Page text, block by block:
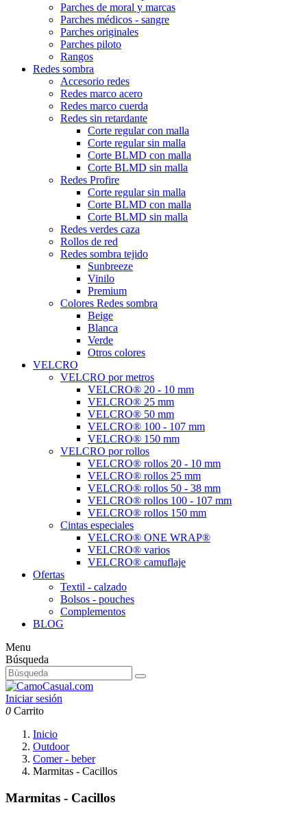
Parches de moral y marcas
Parches médicos - sangre
Parches originales
Parches piloto
Rangos
Redes sombra
Accesorio redes
Redes marco acero
Redes marco cuerda
Redes sin retardante
Corte regular con malla
Corte regular sin malla
Corte BLMD con malla
Corte BLMD sin malla
Redes Profire
Corte regular sin malla
Corte BLMD con malla
Corte BLMD sin malla
Redes verdes caza
Rollos de red
Redes sombra tejido
Sunbreeze
Vinilo
Premium
Colores Redes sombra
Beige
Blanca
Verde
Otros colores
VELCRO
VELCRO por metros
VELCRO® 20 - 10 mm
VELCRO® 25 mm
VELCRO® 50 mm
VELCRO® 100 - 107 mm
VELCRO® 150 mm
VELCRO por rollos
VELCRO® rollos 20 - 10 mm
VELCRO® rollos 25 mm
VELCRO® rollos 50 - 38 mm
VELCRO® rollos 100 - 107 mm
VELCRO® rollos 150 mm
Cintas especiales
VELCRO® ONE WRAP®
VELCRO® varios
VELCRO® camuflaje
Ofertas
Textil - calzado
Bolsos - pouches
Complementos
BLOG
Menu
Búsqueda
Iniciar sesión
0 Carrito
Inicio
Outdoor
Comer - beber
Marmitas - Cacillos
Marmitas - Cacillos